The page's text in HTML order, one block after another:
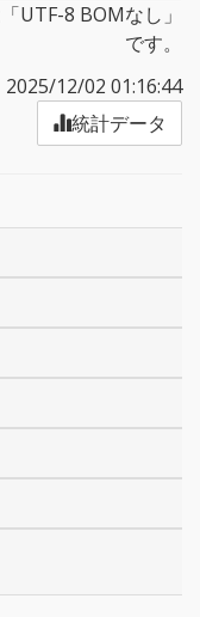
UTF-8 BOMなし」
です。
2025/12/02 01:16:44
統計データ